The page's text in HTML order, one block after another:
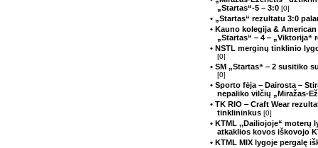
„Startas“-5 – 3:0 [0]
• „Startas“ rezultatu 3:0
• Kauno kolegija & American
„Startas“ – 4 ‒ „Viktorija“
• NSTL merginų tinklinio
[0]
• SM „Startas“ ‒ 2 susitiko
[0]
• Sporto fėja – Dairosta –
nepaliko vilčių „Miražas-
• TK RIO ‒ Craft Wear
tinklininkus [0]
• KTML ,,Dailiojoje“ moterų
atkaklios kovos iškovojo
• KTML MIX lygoje pergalę